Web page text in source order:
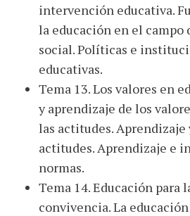
intervención educativa.
la educación en el
social. Políticas e
educativas.
Tema 13. Los valores en
y aprendizaje de los
las actitudes. Aprendizaje
actitudes. Aprendizaje e
normas.
Tema 14. Educación para
convivencia. La